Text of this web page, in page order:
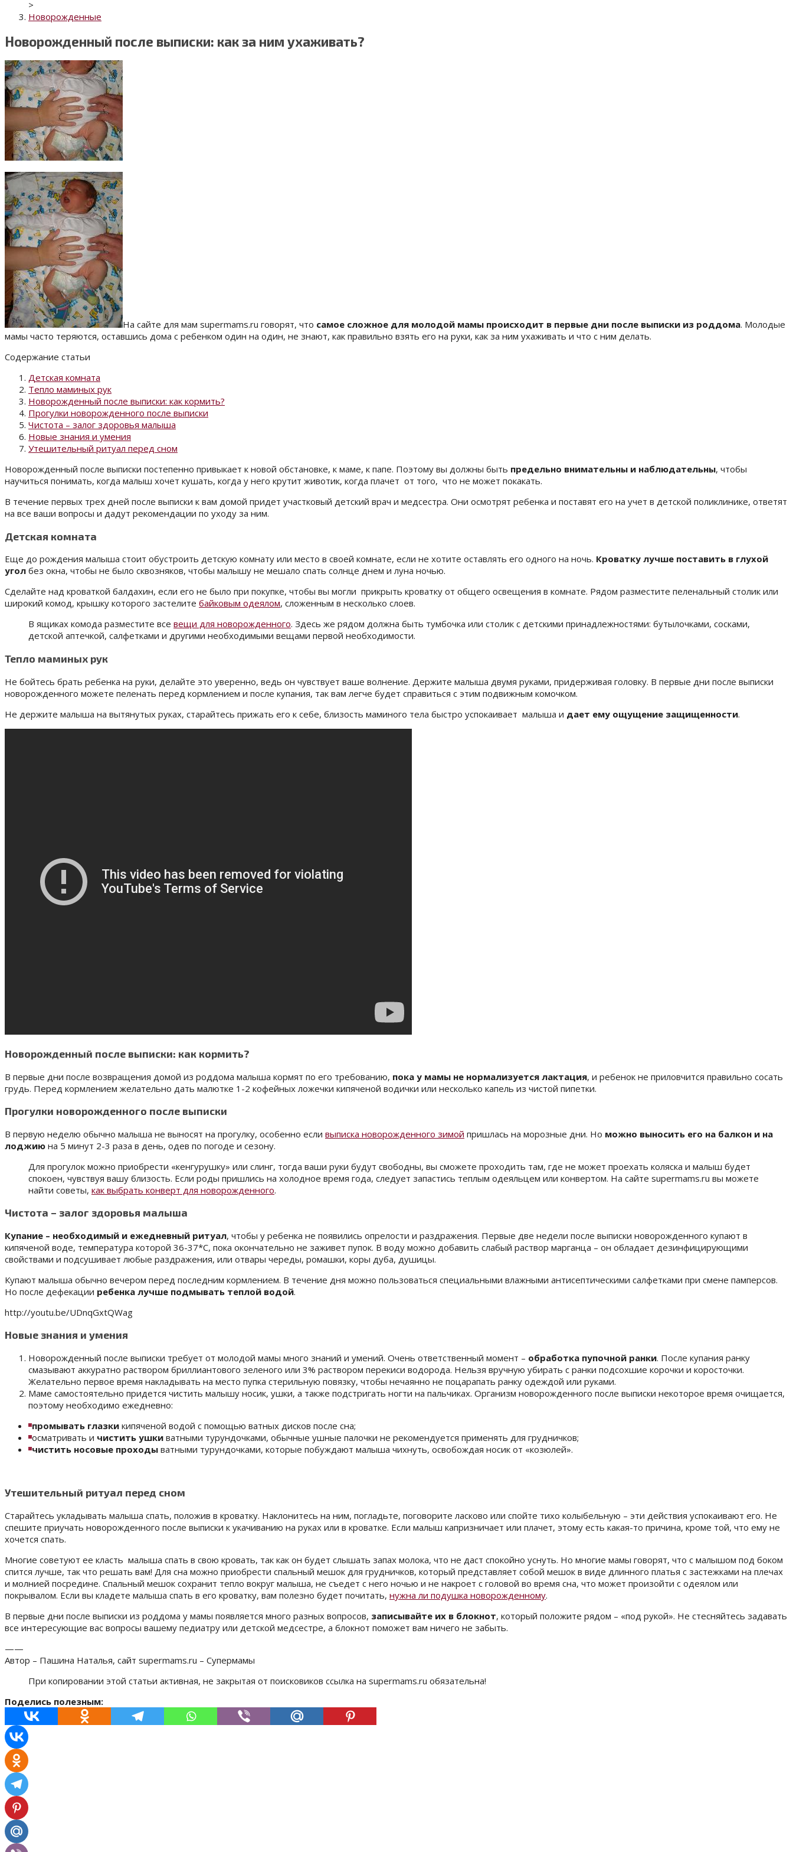
>
Новорожденные
Новорожденный после выписки: как за ним ухаживать?
На сайте для мам supermams.ru говорят, что самое сложное для молодой мамы происходит в первые дни после выписки из роддома. Молодые
мамы часто теряются, оставшись дома с ребенком один на один, не знают, как правильно взять его на руки, как за ним ухаживать и что с ним делать.
Содержание статьи
Детская комната
Тепло маминых рук
Новорожденный после выписки: как кормить?
Прогулки новорожденного после выписки
Чистота – залог здоровья малыша
Новые знания и умения
Утешительный ритуал перед сном
Новорожденный после выписки постепенно привыкает к новой обстановке, к маме, к папе. Поэтому вы должны быть предельно внимательны и наблюдательны, чтобы
научиться понимать, когда малыш хочет кушать, когда у него крутит животик, когда плачет от того, что не может покакать.
В течение первых трех дней после выписки к вам домой придет участковый детский врач и медсестра. Они осмотрят ребенка и поставят его на учет в детской поликлинике, ответят
на все ваши вопросы и дадут рекомендации по уходу за ним.
Детская комната
Еще до рождения малыша стоит обустроить детскую комнату или место в своей комнате, если не хотите оставлять его одного на ночь. Кроватку лучше поставить в глухой
угол без окна, чтобы не было сквозняков, чтобы малышу не мешало спать солнце днем и луна ночью.
Сделайте над кроваткой балдахин, если его не было при покупке, чтобы вы могли прикрыть кроватку от общего освещения в комнате. Рядом разместите пеленальный столик или
широкий комод, крышку которого застелите байковым одеялом, сложенным в несколько слоев.
В ящиках комода разместите все вещи для новорожденного. Здесь же рядом должна быть тумбочка или столик с детскими принадлежностями: бутылочками, сосками,
детской аптечкой, салфетками и другими необходимыми вещами первой необходимости.
Тепло маминых рук
Не бойтесь брать ребенка на руки, делайте это уверенно, ведь он чувствует ваше волнение. Держите малыша двумя руками, придерживая головку. В первые дни после выписки
новорожденного можете пеленать перед кормлением и после купания, так вам легче будет справиться с этим подвижным комочком.
Не держите малыша на вытянутых руках, старайтесь прижать его к себе, близость маминого тела быстро успокаивает малыша и дает ему ощущение защищенности.
Новорожденный после выписки: как кормить?
В первые дни после возвращения домой из роддома малыша кормят по его требованию, пока у мамы не нормализуется лактация, и ребенок не приловчится правильно сосать
грудь. Перед кормлением желательно дать малютке 1-2 кофейных ложечки кипяченой водички или несколько капель из чистой пипетки.
Прогулки новорожденного после выписки
В первую неделю обычно малыша не выносят на прогулку, особенно если выписка новорожденного зимой пришлась на морозные дни. Но можно выносить его на балкон и на
лоджию на 5 минут 2-3 раза в день, одев по погоде и сезону.
Для прогулок можно приобрести «кенгурушку» или слинг, тогда ваши руки будут свободны, вы сможете проходить там, где не может проехать коляска и малыш будет
спокоен, чувствуя вашу близость. Если роды пришлись на холодное время года, следует запастись теплым одеяльцем или конвертом. На сайте supermams.ru вы можете
найти советы, как выбрать конверт для новорожденного.
Чистота – залог здоровья малыша
Купание – необходимый и ежедневный ритуал, чтобы у ребенка не появились опрелости и раздражения. Первые две недели после выписки новорожденного купают в
кипяченой воде, температура которой 36-37*С, пока окончательно не заживет пупок. В воду можно добавить слабый раствор марганца – он обладает дезинфицирующими
свойствами и подсушивает любые раздражения, или отвары череды, ромашки, коры дуба, душицы.
Купают малыша обычно вечером перед последним кормлением. В течение дня можно пользоваться специальными влажными антисептическими салфетками при смене памперсов.
Но после дефекации ребенка лучше подмывать теплой водой.
http://youtu.be/UDnqGxtQWag
Новые знания и умения
Новорожденный после выписки требует от молодой мамы много знаний и умений. Очень ответственный момент – обработка пупочной ранки. После купания ранку
смазывают аккуратно раствором бриллиантового зеленого или 3% раствором перекиси водорода. Нельзя вручную убирать с ранки подсохшие корочки и коросточки.
Желательно первое время накладывать на место пупка стерильную повязку, чтобы нечаянно не поцарапать ранку одеждой или руками.
Маме самостоятельно придется чистить малышу носик, ушки, а также подстригать ногти на пальчиках. Организм новорожденного после выписки некоторое время очищается,
поэтому необходимо ежедневно:
промывать глазки кипяченой водой с помощью ватных дисков после сна;
осматривать и чистить ушки ватными турундочками, обычные ушные палочки не рекомендуется применять для грудничков;
чистить носовые проходы ватными турундочками, которые побуждают малыша чихнуть, освобождая носик от «козюлей».
Утешительный ритуал перед сном
Старайтесь укладывать малыша спать, положив в кроватку. Наклонитесь на ним, погладьте, поговорите ласково или спойте тихо колыбельную – эти действия успокаивают его. Не
спешите приучать новорожденного после выписки к укачиванию на руках или в кроватке. Если малыш капризничает или плачет, этому есть какая-то причина, кроме той, что ему не
хочется спать.
Многие советуют ее класть малыша спать в свою кровать, так как он будет слышать запах молока, что не даст спокойно уснуть. Но многие мамы говорят, что с малышом под боком
спится лучше, так что решать вам! Для сна можно приобрести спальный мешок для грудничков, который представляет собой мешок в виде длинного платья с застежками на плечах
и молнией посредине. Спальный мешок сохранит тепло вокруг малыша, не съедет с него ночью и не накроет с головой во время сна, что может произойти с одеялом или
покрывалом. Если вы кладете малыша спать в его кроватку, вам полезно будет почитать, нужна ли подушка новорожденному.
В первые дни после выписки из роддома у мамы появляется много разных вопросов, записывайте их в блокнот, который положите рядом – «под рукой». Не стесняйтесь задавать
все интересующие вас вопросы вашему педиатру или детской медсестре, а блокнот поможет вам ничего не забыть.
——
Автор – Пашина Наталья, сайт supermams.ru – Супермамы
При копировании этой статьи активная, не закрытая от поисковиков ссылка на supermams.ru обязательна!
Поделись полезным: